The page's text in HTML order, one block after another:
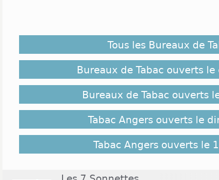
Avant de passer en revue tout ce que les
intéressant de se concentrer sur le nombre
service dans la ville : il y a précisément 55 tabacs
d’Angers ont parfois été ouverts depuis des
Implantation des Tabacs Angers :
Ceux-ci sont établis dans les points les plus
beaucoup d’Angevins vont à pied jusqu’à la
articles dans les bureaux de tabac tout
quartier du Château comptent eux aussi de
plus est, de nombreux habitants de la
Tous les Bureaux de
Bureaux de Tabac ouverts
Bureaux de Tabac ouverts
Tabac Angers ouverts le
Tabac Angers ouverts le